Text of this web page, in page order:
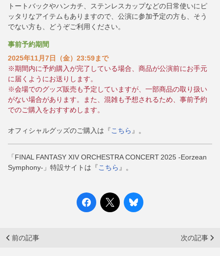
トートバックやハンカチ、ステンレスカップなどの日常使いにピ
ッタリなアイテムもありますので、公演に参加予定の方も、そう
でない方も、どうぞご利用ください。
事前予約期間
2025年11月7日（金）23:59まで
※期間内に予約購入が完了している場合、商品が公演前にお手元
に届くようにお送りします。
※会場でのグッズ販売も予定していますが、一部商品の取り扱い
がない場合があります。また、混雑も予想されるため、事前予約
でのご購入をおすすめします。
オフィシャルグッズのご購入は『こちら 』。
「FINAL FANTASY XIV ORCHESTRA CONCERT 2025 -Eorzean
Symphony-」特設サイトは『こちら 』。
前の記事 次の記事